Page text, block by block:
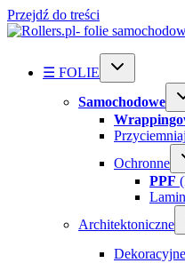
Przejdź do treści
☰ FOLIE
Samochodowe
Ochronne
PPF
Architektoniczne
Dekoracyjne